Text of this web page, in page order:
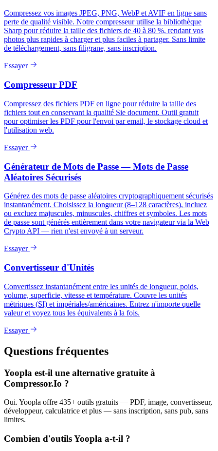
Compressez vos images JPEG, PNG, WebP et AVIF en ligne sans
perte de qualité visible. Notre compresseur utilise la bibliothèque
Sharp pour réduire la taille des fichiers de 40 à 80 %, rendant vos
photos plus rapides à charger et plus faciles à partager. Sans limite
de téléchargement, sans filigrane, sans inscription.
Essayer
Compresseur PDF
Compressez des fichiers PDF en ligne pour réduire la taille des
fichiers tout en conservant la qualité Sie document. Outil gratuit
pour optimiser les PDF pour l'envoi par email, le stockage cloud et
l'utilisation web.
Essayer
Générateur de Mots de Passe — Mots de Passe
Aléatoires Sécurisés
Générez des mots de passe aléatoires cryptographiquement sécurisés
instantanément. Choisissez la longueur (8–128 caractères), incluez
ou excluez majuscules, minuscules, chiffres et symboles. Les mots
de passe sont générés entièrement dans votre navigateur via la Web
Crypto API — rien n'est envoyé à un serveur.
Essayer
Convertisseur d'Unités
Convertissez instantanément entre les unités de longueur, poids,
volume, superficie, vitesse et température. Couvre les unités
métriques (SI) et impériales/américaines. Entrez n'importe quelle
valeur et voyez tous les équivalents à la fois.
Essayer
Questions fréquentes
Yoopla est-il une alternative gratuite à
Compressor.Io ?
Oui. Yoopla offre 435+ outils gratuits — PDF, image, convertisseur,
développeur, calculatrice et plus — sans inscription, sans pub, sans
limites.
Combien d'outils Yoopla a-t-il ?